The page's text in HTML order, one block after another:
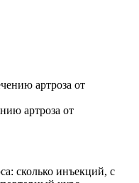
артроза от
сколько инъекций, с